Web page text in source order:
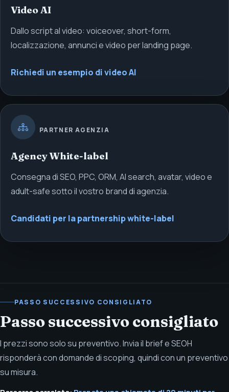
Video AI
Dallo script al video: voiceover, short-form,
localizzazione, annunci e video per landing page.
Richiedi un esempio di video AI
PARTNER AGENZIA
Agency White-label
Consegna di SEO, PPC, ORM, AI search, avatar, video e
adult-safe sotto il vostro brand di agenzia.
Candidati per la partnership white-label
PASSO SUCCESSIVO CONSIGLIATO
Passo successivo consigliato
I prezzi sono solo su preventivo. Invia il brief e SEOH
risponderà con domande di scoping, quindi con un preventivo
su misura.